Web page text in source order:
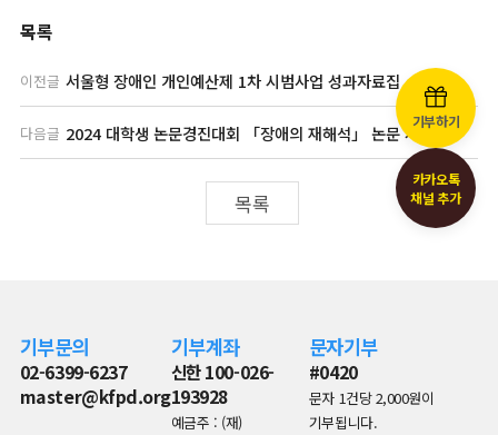
목록
이전글 서울형 장애인 개인예산제 1차 시범사업 성과자료집
다음글 2024 대학생 논문경진대회 「장애의 재해석」 논문 자료집
목록
기부하기
카카오톡
채널 추가
기부문의
02-6399-6237
master@kfpd.org
기부계좌
신한 100-026-
193928
예금주 : (재)
문자기부
#0420
문자 1건당 2,000원이
기부됩니다.